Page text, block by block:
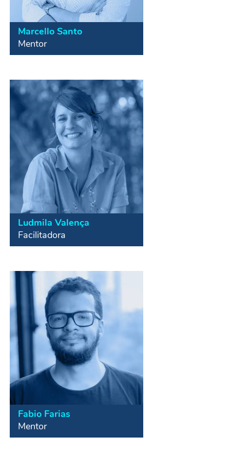
Empreendedor social, gestor de
Motirô. Colaborou com empresas e
organizações como Recode, CPFL,
Accenture, Seja Digital e Sebrae em
diversas iniciativas de impacto
social.
Marcello Santo
Mentor
Cofundadora da Verda, gestora de
com certificação PMDPro,
consultora em avaliação de impacto,
palestrante e facilitadora na área de
inovação e empreendedorismo
social.
Ludmila Valença
Facilitadora
Fabio Farias
Mentor